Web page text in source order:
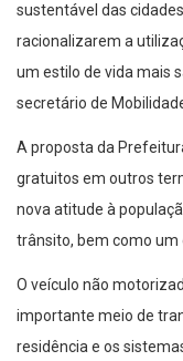
sustentável das
racionalizarem a
um estilo de vida mais
secretário de
A proposta da
gratuitos em outros
nova atitude à
trânsito, bem como um
O veículo não
importante meio de
residência e os